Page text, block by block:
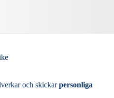
och skickarpersonliga